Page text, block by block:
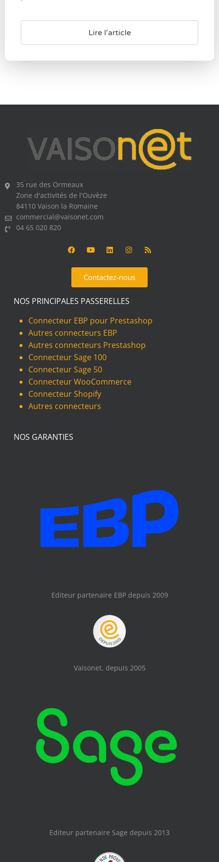
Lire l'article
35 rue des Ormeaux
Zone d'activités de l'Ouvèze
84110 Vaison la Romaine
commercial@vaisonet.com
04 65 020 820
Contactez-nous
NOS PRINCIPALES PASSERELLES
Connecteur EBP pour Prestashop
Autres connecteurs EBP
Autres connecteurs Prestashop
Connecteur Sage 100
Connecteur Sage 50
Connecteur WooCommerce
Connecteur Shopify
Autres connecteurs
NOS GARANTIES
Editeur partenaire EBP depuis 2009
Vaisonet, depuis 2005
Editeur partenaire Sage depuis 2013